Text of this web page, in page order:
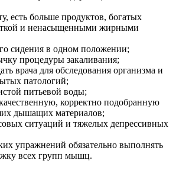
есть больше продуктов, богатых
и ненасыщенными жирными
сидения в одном положении;
процедуры закаливания;
врача для обследования организма и
патологий;
питьевой воды;
корректно подобранную
дышащих материалов;
ситуаций и тяжелых депрессивных
упражнений обязательно выполнять
всех групп мышц.